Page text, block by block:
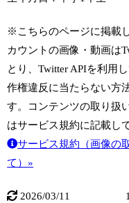
※こちらのページに掲載
カウントの画像・動画は
とり、Twitter APIを利用
作権違反に当たらない方
す。コンテンツの取り扱
はサービス規約に記載し
サービス規約（画像の
て）»
2026/03/11